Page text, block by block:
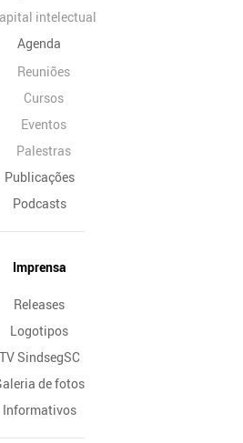
intelectual
Agenda
Reuniões
Cursos
Eventos
Palestras
Publicações
Podcasts
Imprensa
Releases
Logotipos
TV SindsegSC
de fotos
Informativos